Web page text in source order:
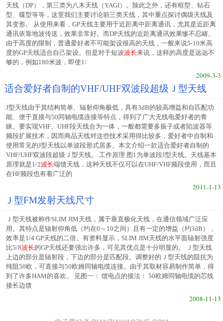
天线（DP），第三类为八木天线（YAGI）。除此之外，还有框型、钻石
型、碟型等等，这里我们主要讨论前三类天线，其中重点探讨偶级天线及
其变形。 从使用来看，GP天线主要用于近距离中距离通讯，尤其是近距离
通讯依靠地波传送，效果非常好。而DP天线的近距离通讯效果惨不忍睹。
由于高度的限制，普通爱好者不可能架设很高的天线，一般来说5-10米高
度的GP天线适合自己架设。但是对于短波波长来说，这样的高度是远远不
够的，例如180米波，即使1/
2009-3-3
适合爱好者自制的VHF/UHF双波段超级Ｊ型天线
J型天线由于其结构简单、辐射仰角极低，具有3dB的较高增益和自匹配功
能、便于直接与50同轴电缆连接等特点，得到了广大无线电爱好者的青
睐。要实现VHF、UHF段天线合为一体，一般都需要多振子或者陷波器等
频段扩展技术，因而商品天线对这些技术采用得比较多，爱好者中自制和
使用常见的J型天线以单波段形式居多。本文介绍一款适合爱好者自制的
VHF/UHF双波段超级Ｊ型天线。 工作原理 图1为单波段J型天线。天线基本
原理就是1/2波长端馈天线，这种天线不仅可以在UHF/VHF频段使用，而且
在HF频段也有着广泛的
2011-1-13
Ｊ型FM发射天线尺寸
Ｊ型天线被称作SLIM JIM天线，属于垂直极化天线，在通信领域广泛应
用。其特点是辐射仰角低（约在0～10之间）且有一定的增益（约3dB），
效率是1/4 GP天线的二倍。有资料显示，SLIM JIM天线的水平面辐射强度
比5/8波长的GP天线还要强出许多，可见其优点是十分明显的。 Ｊ型天线
上边的部分是辐射段，下边的部分是匹配段。调整好的Ｊ型天线的阻抗为
纯阻50欧，可直接与50欧姆同轴电缆连接。由于其取材容易制作简单，得
到了许多HAM的喜欢。 见图一： 馈电点的接法： 50欧姆同轴电缆的芯线
接长边馈
2008-11-13